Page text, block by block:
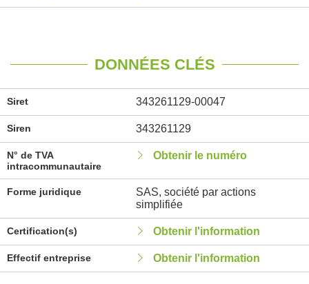
DONNÉES CLÉS
Siret 343261129-00047
Siren 343261129
N° de TVA
intracommunautaire
Obtenir le numéro
Forme juridique
SAS, société par actions
simplifiée
Certification(s) Obtenir l'information
Effectif entreprise Obtenir l'information